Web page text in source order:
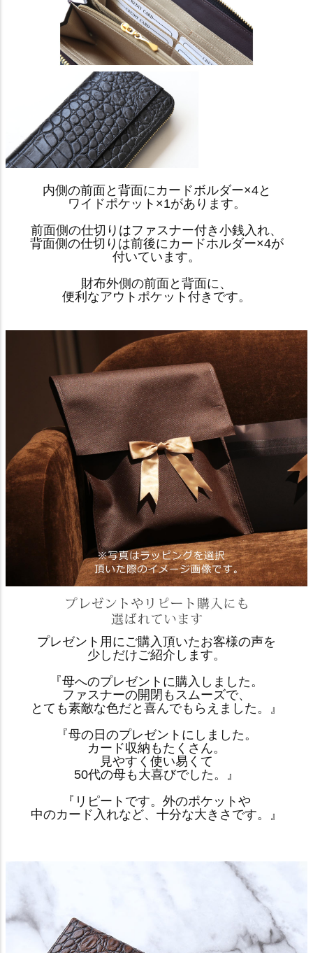
内側の前面と背面にカードボルダー×4と
ワイドポケット×1があります。
前面側の仕切りはファスナー付き小銭入れ、
背面側の仕切りは前後にカードホルダー×4が
付いています。
財布外側の前面と背面に、
便利なアウトポケット付きです。
プレゼント用にご購入頂いたお客様の声を
少しだけご紹介します。
『母へのプレゼントに購入しました。
ファスナーの開閉もスムーズで、
とても素敵な色だと喜んでもらえました。』
『母の日のプレゼントにしました。
カード収納もたくさん。
見やすく使い易くて
50代の母も大喜びでした。』
『リピートです。外のポケットや
中のカード入れなど、十分な大きさです。』